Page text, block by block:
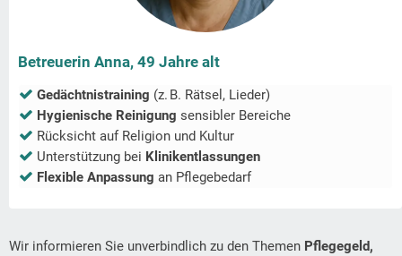
Betreuerin Anna, 49 Jahre alt
Gedächtnistraining (z. B. Rätsel, Lieder)
Hygienische Reinigung sensibler Bereiche
Rücksicht auf Religion und Kultur
Unterstützung bei Klinikentlassungen
Flexible Anpassung an Pflegebedarf
Wir informieren Sie unverbindlich zu den Themen Pflegegeld,